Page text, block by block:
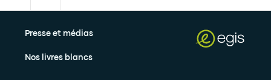
Presse et médias
Nos livres blancs